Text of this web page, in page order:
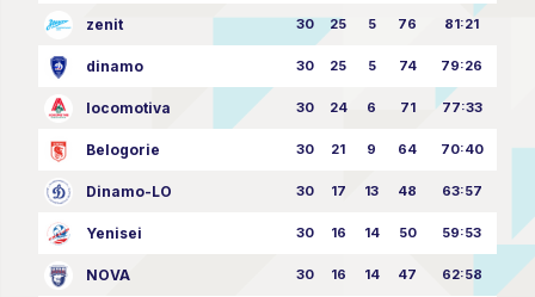
zenit 30 25 5 76 81:21
dinamo 30 25 5 74 79:26
locomotiva 30 24 6 71 77:33
Belogorie 30 21 9 64 70:40
Dinamo-LO 30 17 13 48 63:57
Yenisei 30 16 14 50 59:53
NOVA 30 16 14 47 62:58